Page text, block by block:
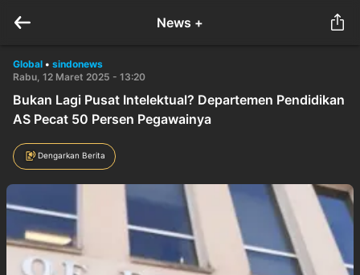
News +
Global • sindonews
Rabu, 12 Maret 2025 - 13:20
Bukan Lagi Pusat Intelektual? Departemen Pendidikan
AS Pecat 50 Persen Pegawainya
Dengarkan Berita